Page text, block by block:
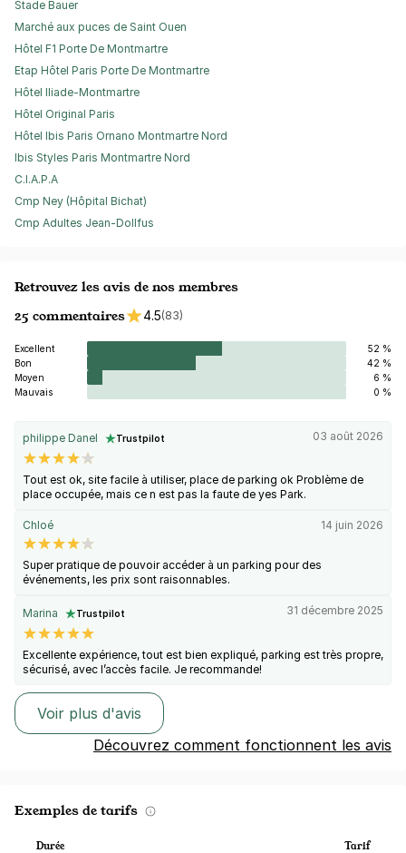
Stade Bauer
Marché aux puces de Saint Ouen
Hôtel F1 Porte De Montmartre
Etap Hôtel Paris Porte De Montmartre
Hôtel Iliade-Montmartre
Hôtel Original Paris
Hôtel Ibis Paris Ornano Montmartre Nord
Ibis Styles Paris Montmartre Nord
C.I.A.P.A
Cmp Ney (Hôpital Bichat)
Cmp Adultes Jean-Dollfus
Retrouvez les avis de nos membres
25 commentaires
4.5(83)
Excellent
52 %
Bon
42 %
Moyen
6 %
Mauvais
0 %
philippe Danel Trustpilot 03 août 2026
Tout est ok, site facile à utiliser, place de parking ok Problème de
place occupée, mais ce n est pas la faute de yes Park.
Chloé 14 juin 2026
Super pratique de pouvoir accéder à un parking pour des
événements, les prix sont raisonnables.
Marina Trustpilot 31 décembre 2025
Excellente expérience, tout est bien expliqué, parking est très propre,
sécurisé, avec l’accès facile. Je recommande!
Voir plus d'avis
Découvrez comment fonctionnent les avis
Exemples de tarifs
Durée Tarif